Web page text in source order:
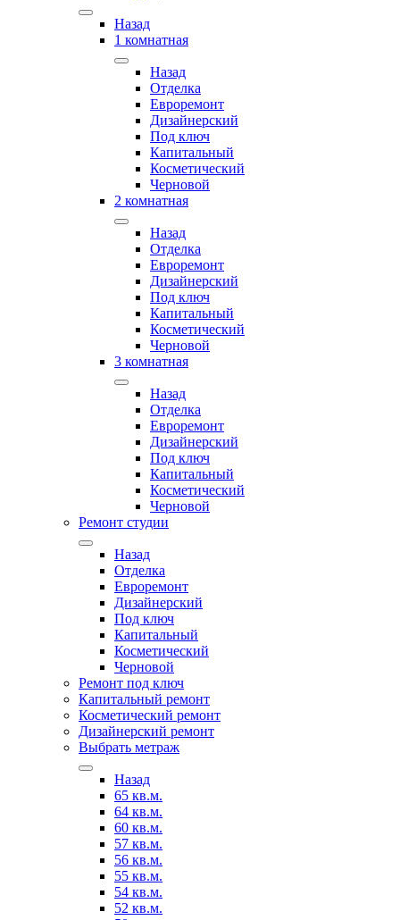
Назад
1 комнатная
Назад
Отделка
Евроремонт
Дизайнерский
Под ключ
Капитальный
Косметический
Черновой
2 комнатная
Назад
Отделка
Евроремонт
Дизайнерский
Под ключ
Капитальный
Косметический
Черновой
3 комнатная
Назад
Отделка
Евроремонт
Дизайнерский
Под ключ
Капитальный
Косметический
Черновой
Ремонт студии
Назад
Отделка
Евроремонт
Дизайнерский
Под ключ
Капитальный
Косметический
Черновой
Ремонт под ключ
Капитальный ремонт
Косметический ремонт
Дизайнерский ремонт
Выбрать метраж
Назад
65 кв.м.
64 кв.м.
60 кв.м.
57 кв.м.
56 кв.м.
55 кв.м.
54 кв.м.
52 кв.м.